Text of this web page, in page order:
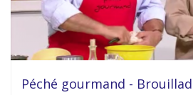
Péché gourmand -